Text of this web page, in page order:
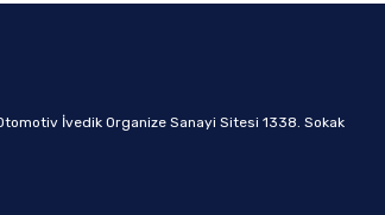
İvedik Organize Sanayi Sitesi 1338. Sokak